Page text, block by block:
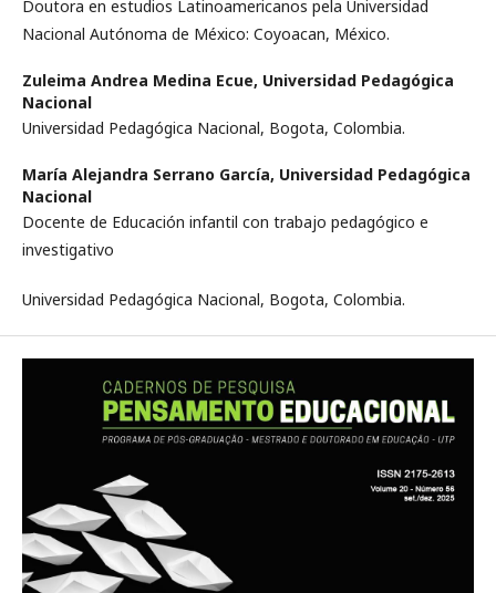
Doutora en estudios Latinoamericanos pela Universidad
Nacional Autónoma de México: Coyoacan, México.
Zuleima Andrea Medina Ecue, Universidad Pedagógica
Nacional
Universidad Pedagógica Nacional, Bogota, Colombia.
María Alejandra Serrano García, Universidad Pedagógica
Nacional
Docente de Educación infantil con trabajo pedagógico e
investigativo
Universidad Pedagógica Nacional, Bogota, Colombia.